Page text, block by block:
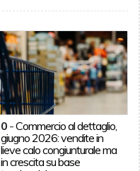
0 -Commercio al dettaglio,
giugno 2026: vendite in
lieve calo congiunturale ma
in crescita su base